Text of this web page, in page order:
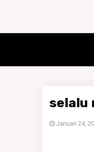
selalu
Januari 24,